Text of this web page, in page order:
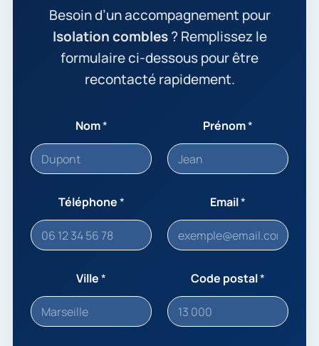
Besoin d’un accompagnement pour
Isolation combles? Remplissez le
formulaire ci-dessous pour être
recontacté rapidement.
Nom* Prénom*
Téléphone* Email*
Ville* Code postal*